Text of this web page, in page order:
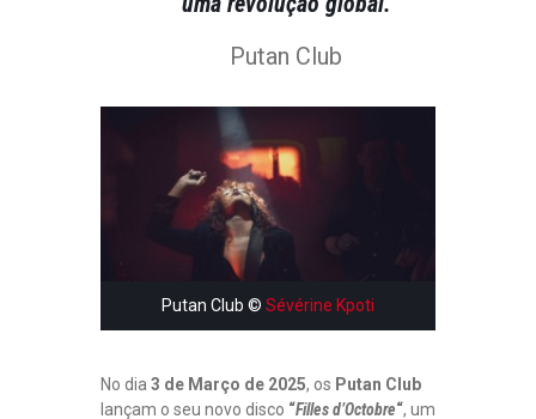
Putan Club
Putan Club © Sévérine Kpoti
No dia3 de Março de 2025, os Putan Club
lançam o seu novo disco “Filles d’Octobre“, um